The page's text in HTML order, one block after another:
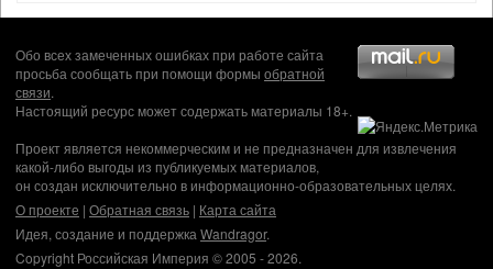
Обо всех замеченных ошибках при работе сайта
просьба сообщать при помощи формы обратной
связи.
Настоящий ресурс может содержать материалы 18+.
Проект является некоммерческим и не предназначен для извлечения
какой-либо выгоды из публикуемых материалов,
он создан исключительно в информационно-образовательных целях.
О проекте | Обратная связь | Карта сайта
Идея, создание и поддержка Wandragor.
Copyright Российская Империя © 2005 - 2026.